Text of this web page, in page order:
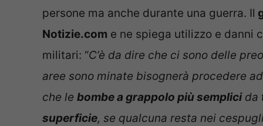
persone ma anche durante una guerra. Il
Notizie.com e ne spiega utilizzo e danni
militari: “C’è da dire che ci sono delle
aree sono minate bisognerà procedere
che le bombe a grappolo più semplicida
superficie, se qualcuna resta nei